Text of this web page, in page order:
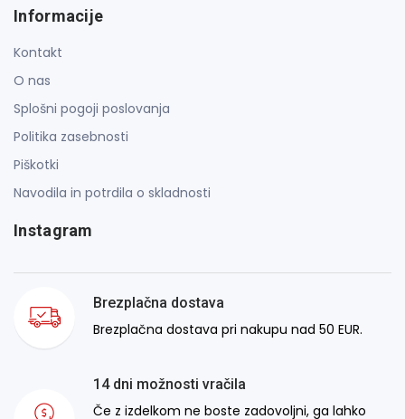
Informacije
Kontakt
O nas
Splošni pogoji poslovanja
Politika zasebnosti
Piškotki
Navodila in potrdila o skladnosti
Instagram
Brezplačna dostava
Brezplačna dostava pri nakupu nad 50 EUR.
14 dni možnosti vračila
Če z izdelkom ne boste zadovoljni, ga lahko